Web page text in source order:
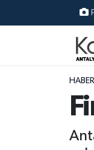
Ana Haber
Antalya
Nöbetçi
Hava
Trafik
Süper Lig